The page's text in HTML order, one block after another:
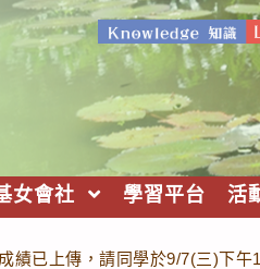
女會社 學習平台 活
績已上傳，請同學於9/7(三)下午